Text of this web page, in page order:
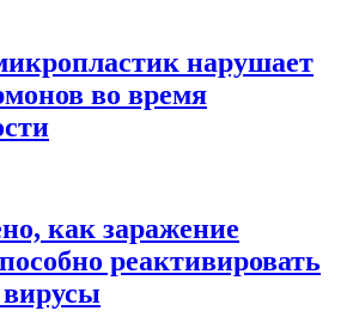
нарушает
во время
как заражение
реактивировать